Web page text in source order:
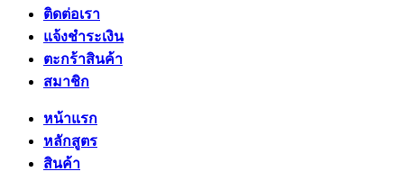
ติดต่อเรา
แจ้งชำระเงิน
ตะกร้าสินค้า
สมาชิก
หน้าแรก
หลักสูตร
สินค้า